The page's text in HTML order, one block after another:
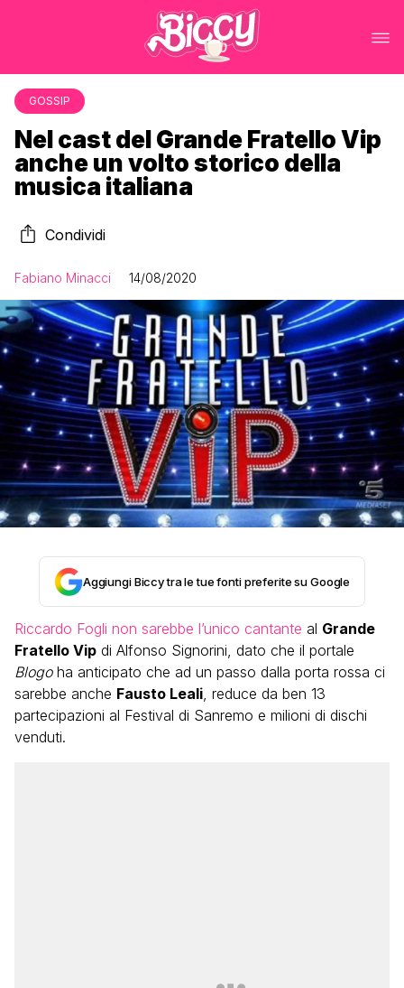
GOSSIP
Nel cast del Grande Fratello Vip
anche un volto storico della
musica italiana
Condividi
Fabiano Minacci 14/08/2020
Aggiungi Biccy tra le tue fonti preferite su Google
Riccardo Fogli non sarebbe l’unico cantante al Grande
Fratello Vip di Alfonso Signorini, dato che il portale
Blogoha anticipato che ad un passo dalla porta rossa ci
sarebbe anche Fausto Leali, reduce da ben 13
partecipazioni al Festival di Sanremo e milioni di dischi
venduti.